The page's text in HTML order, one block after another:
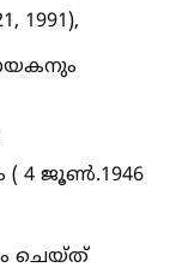
1991),
( 4 ജൂണ്‍.1946
ചെയ്ത്